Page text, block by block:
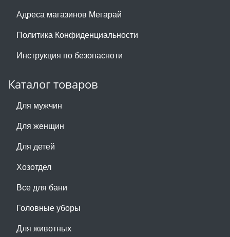
Адреса магазинов Мегарай
Политика Конфиденциальности
Инструкция по безопасноти
Каталог товаров
Для мужчин
Для женщин
Для детей
Хозотдел
Все для бани
Головные уборы
Для животных